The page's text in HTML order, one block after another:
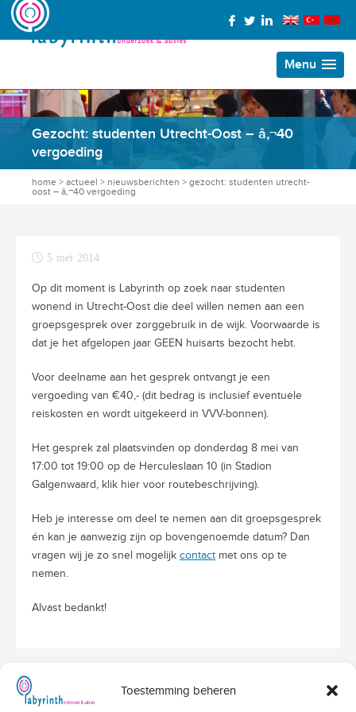
Toestemming beheren
Menu
Gezocht: studenten Utrecht-Oost – â‚¬40
vergoeding
home > actueel > nieuwsberichten > gezocht: studenten utrecht-
oost – â‚¬40 vergoeding
5 mei 2014
Op dit moment is Labyrinth op zoek naar studenten
wonend in Utrecht-Oost die deel willen nemen aan een
groepsgesprek over zorggebruik in de wijk. Voorwaarde is
dat je het afgelopen jaar GEEN huisarts bezocht hebt.
Voor deelname aan het gesprek ontvangt je een
vergoeding van €40,- (dit bedrag is inclusief eventuele
reiskosten en wordt uitgekeerd in VVV-bonnen).
Het gesprek zal plaatsvinden op donderdag 8 mei van
17:00 tot 19:00 op de Herculeslaan 10 (in Stadion
Galgenwaard, klik hier voor routebeschrijving).
Heb je interesse om deel te nemen aan dit groepsgesprek
én kan je aanwezig zijn op bovengenoemde datum? Dan
vragen wij je zo snel mogelijk contact met ons op te
nemen.
Alvast bedankt!